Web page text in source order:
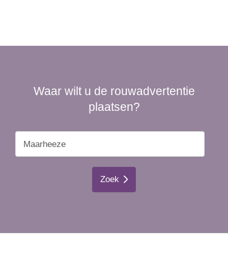
Waar wilt u de rouwadvertentie
plaatsen?
Zoek